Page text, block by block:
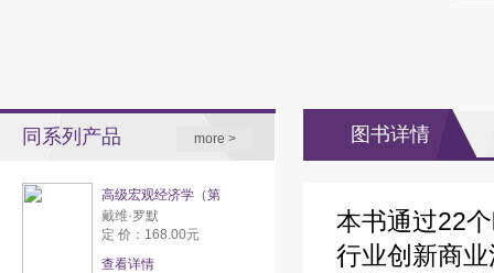
同系列产品 more >
高级宏观经济学（第
戴维·罗默
定 价：168.00元
查看详情
图书详情
本书通过22
行业创新商